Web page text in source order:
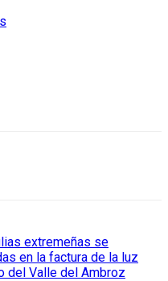
extremeñas se
en la factura de la luz
del Valle del Ambroz